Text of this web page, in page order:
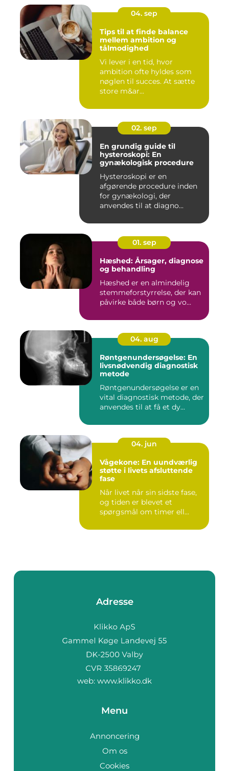
04. sep
Tips til at finde balance
mellem ambition og
tålmodighed
Vi lever i en tid, hvor
ambition ofte hyldes som
nøglen til succes. At sætte
store m&ar...
02. sep
En grundig guide til
hysteroskopi: En
gynækologisk procedure
Hysteroskopi er en
afgørende procedure inden
for gynækologi, der
anvendes til at diagno...
01. sep
Hæshed: Årsager, diagnose
og behandling
Hæshed er en almindelig
stemmeforstyrrelse, der kan
påvirke både børn og vo...
04. aug
Røntgenundersøgelse: En
livsnødvendig diagnostisk
metode
Røntgenundersøgelse er en
vital diagnostisk metode, der
anvendes til at få et dy...
04. jun
Vågekone: En uundværlig
støtte i livets afsluttende
fase
Når livet når sin sidste fase,
og tiden er blevet et
spørgsmål om timer ell...
Adresse
web: www.klikko.dk
Menu
Annoncering
Om os
Cookies